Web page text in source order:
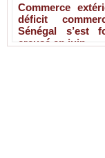
Commerce
déficit
Sénégal s’est
creusé en juin